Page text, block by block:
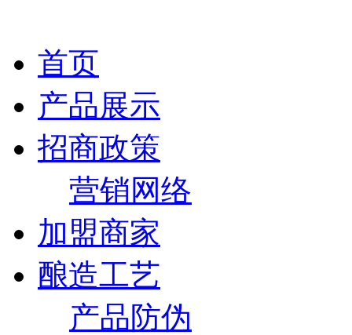
首页
产品展示
招商政策
营销网络
加盟商家
酿造工艺
产品防伪